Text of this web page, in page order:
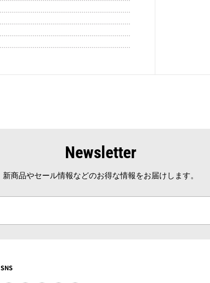
Newsletter
新商品やセール情報などのお得な情報をお届けします。
SNS